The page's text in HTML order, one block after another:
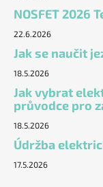
NOSFET 2026
22.6.2026
Jak se naučit
18.5.2026
Jak vybrat
průvodce pro
18.5.2026
Údržba
17.5.2026